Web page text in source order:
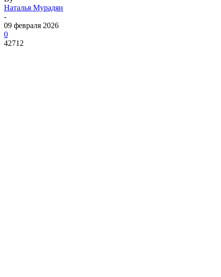
Наталья Мурадян
-
09 февраля 2026
0
42712